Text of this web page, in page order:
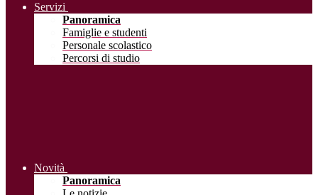
Servizi
Panoramica
Famiglie e studenti
Personale scolastico
Percorsi di studio
Novità
Panoramica